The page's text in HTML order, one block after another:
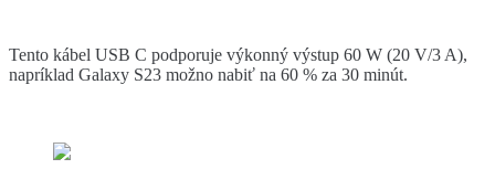
Tento kábel USB C podporuje výkonný výstup 60 W (20 V/3 A),
napríklad Galaxy S23 možno nabiť na 60 % za 30 minút.